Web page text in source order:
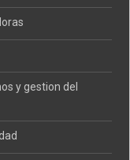
y gestion del